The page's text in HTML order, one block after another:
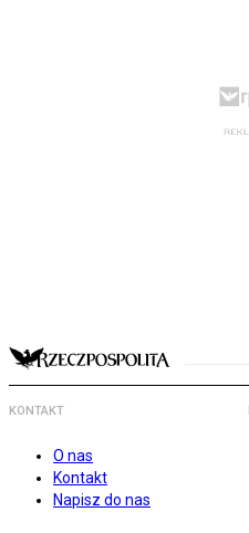
KONTAKT
O nas
Kontakt
Napisz do nas